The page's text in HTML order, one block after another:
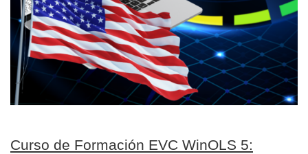
Curso de Formación EVC WinOLS 5: